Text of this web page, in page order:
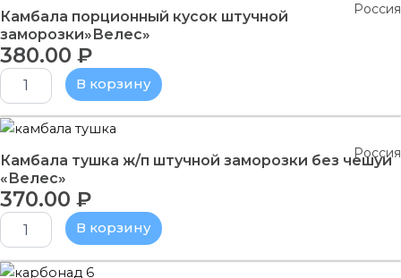
20-
25
"Велес"
Россия
Камбала порционный кусок штучной
заморозки»Велес»
380.00 ₽
Камбала
порционный
кусок
штучной
заморозки"Велес"
В корзину
Россия
Камбала тушка ж/п штучной заморозки без чешуи
«Велес»
370.00 ₽
Количество
Камбала
тушка
ж/
п
штучной
заморозки
без
В корзину
Количество